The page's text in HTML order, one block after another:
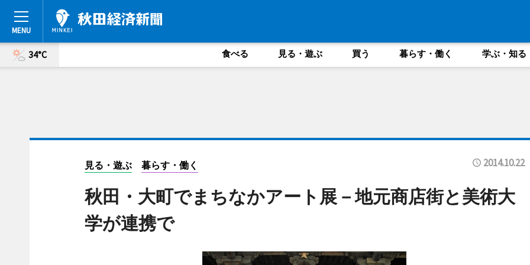
34°C 食べる 見る・遊ぶ 買う 暮らす・働く 学ぶ・知る
見る・遊ぶ 暮らす・働く 2014.10.22
秋田・大町でまちなかアート展－地元商店街と美術大
学が連携で